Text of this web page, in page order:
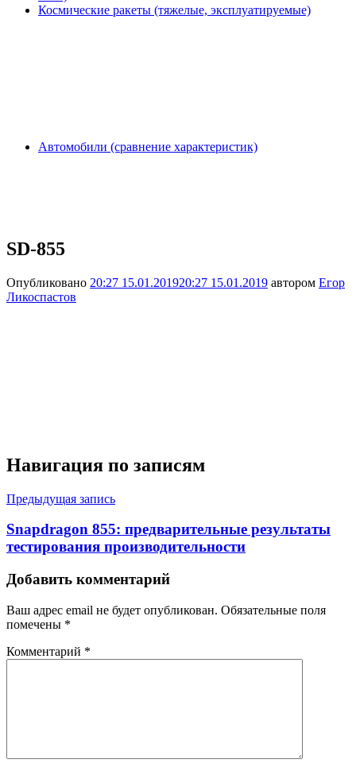
Космические ракеты (тяжелые, эксплуатируемые)
Автомобили (сравнение характеристик)
SD-855
Опубликовано 20:27 15.01.201920:27 15.01.2019 автором Егор
Ликоспастов
Навигация по записям
Предыдущая запись
Snapdragon 855: предварительные результаты
тестирования производительности
Добавить комментарий
Ваш адрес email не будет опубликован. Обязательные поля
помечены *
Комментарий *